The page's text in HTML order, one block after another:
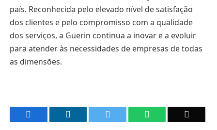
país. Reconhecida pelo elevado nível de satisfação
dos clientes e pelo compromisso com a qualidade
dos serviços, a Guerin continua a inovar e a evoluir
para atender às necessidades de empresas de todas
as dimensões.
WhatsApp